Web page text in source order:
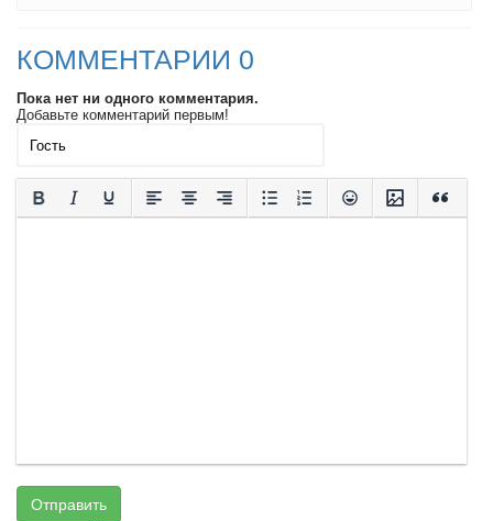
КОММЕНТАРИИ 0
Пока нет ни одного комментария.
Добавьте комментарий первым!
Отправить